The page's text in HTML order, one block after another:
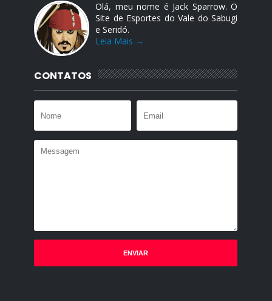
Olá, meu nome é Jack Sparrow. O
Site de Esportes do Vale do Sabugi
e Seridó.
Leia Mais →
CONTATOS